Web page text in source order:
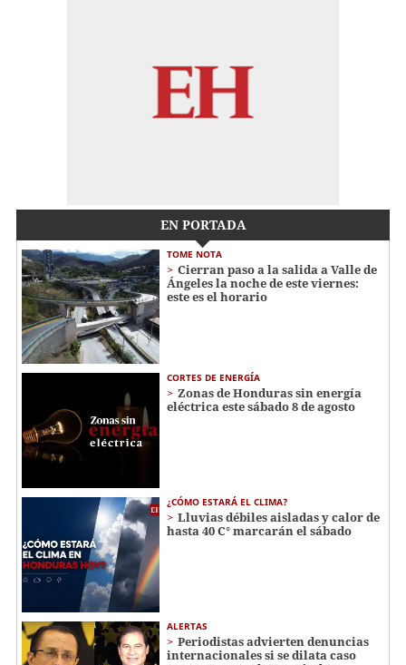
EN PORTADA
TOME NOTA
Cierran paso a la salida a Valle de
Ángeles la noche de este viernes:
este es el horario
CORTES DE ENERGÍA
Zonas de Honduras sin energía
eléctrica este sábado 8 de agosto
¿CÓMO ESTARÁ EL CLIMA?
Lluvias débiles aisladas y calor de
hasta 40 C° marcarán el sábado
ALERTAS
Periodistas advierten denuncias
internacionales si se dilata caso